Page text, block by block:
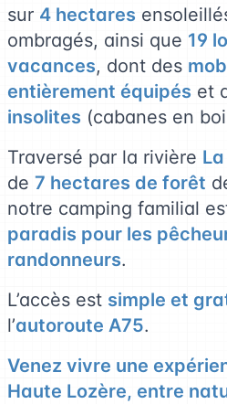
sur 4 hectares
ombragés, ainsi que 19
vacances, dont des
entièrement équipés et
insolites (cabanes en
Traversé par la rivière
de 7 hectares de forêt
notre camping familial
paradis pour les
randonneurs.
L’accès est simple et
l’autoroute A75.
Venez vivre une
Haute Lozère, entre